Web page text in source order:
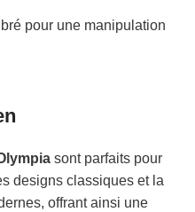
pour une manipulation
sont parfaits pour
designs classiques et la
offrant ainsi une